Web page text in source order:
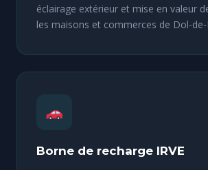
éclairage extérieur et mise en valeur
les maisons et commerces de Dol-
Borne de recharge IRVE